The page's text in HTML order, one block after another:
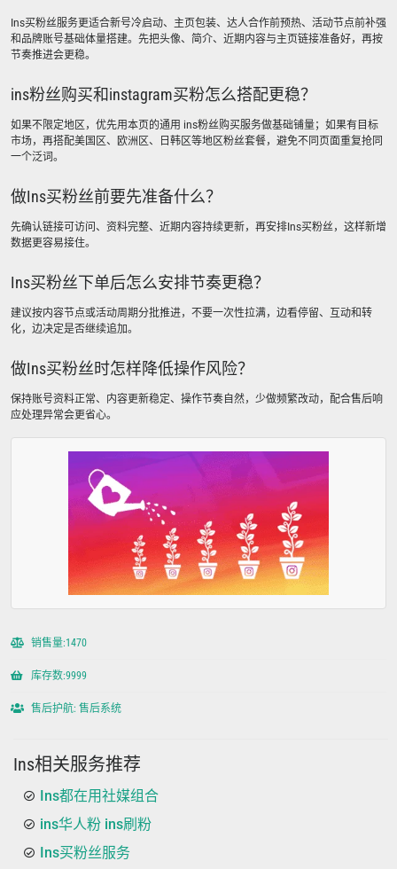
Ins买粉丝服务更适合新号冷启动、主页包装、达人合作前预热、活动节点前补强
和品牌账号基础体量搭建。先把头像、简介、近期内容与主页链接准备好，再按
节奏推进会更稳。
ins粉丝购买和instagram买粉怎么搭配更稳？
如果不限定地区，优先用本页的通用 ins粉丝购买服务做基础铺量；如果有目标
市场，再搭配美国区、欧洲区、日韩区等地区粉丝套餐，避免不同页面重复抢同
一个泛词。
做Ins买粉丝前要先准备什么？
先确认链接可访问、资料完整、近期内容持续更新，再安排Ins买粉丝，这样新增
数据更容易接住。
Ins买粉丝下单后怎么安排节奏更稳？
建议按内容节点或活动周期分批推进，不要一次性拉满，边看停留、互动和转
化，边决定是否继续追加。
做Ins买粉丝时怎样降低操作风险？
保持账号资料正常、内容更新稳定、操作节奏自然，少做频繁改动，配合售后响
应处理异常会更省心。
销售量:1470
库存数:9999
售后护航: 售后系统
Ins相关服务推荐
Ins都在用社媒组合
ins华人粉 ins刷粉
Ins买粉丝服务